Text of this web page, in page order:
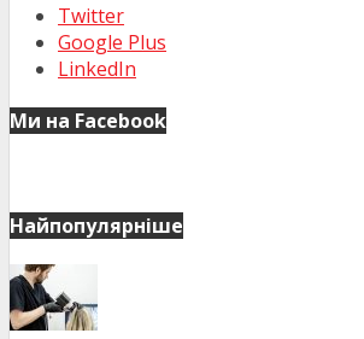
Twitter
Google Plus
LinkedIn
Ми на Facebook
Найпопулярніше